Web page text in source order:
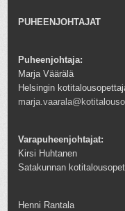
PUHEENJOHTAJAT
Puheenjohtaja:
Marja Väärälä
Helsingin
Varapuheenjohtajat:
Kirsi Huhtanen
Satakunnan
Henni Rantala